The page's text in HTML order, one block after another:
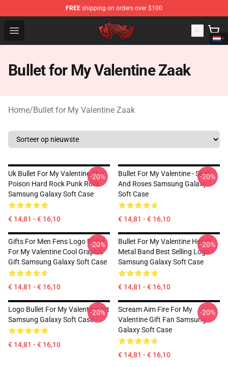
FREE shipping on orders over $100
Open menu
Bullet for My Valentine Store - Official Bullet for My
Bullet for My Valentine Zaak
Home/Bullet for My Valentine Zaak
Uk Bullet For My Valentine The
Poison Hard Rock Punk Rock
Samsung Galaxy Soft Case
€ 14,81 - € 16,10
-20%
Bullet For My Valentine - Skull
And Roses Samsung Galaxy
Soft Case
€ 14,81 - € 16,10
-20%
Gifts For Men Fens Logo Bullet
For My Valentine Cool Graphic
Gift Samsung Galaxy Soft Case
€ 14,81 - € 16,10
-20%
Bullet For My Valentine Heavy
Metal Band Best Selling Logo -
Samsung Galaxy Soft Case
€ 14,81 - € 16,10
-20%
Logo Bullet For My Valentine Art
Samsung Galaxy Soft Case
€ 14,81 - € 16,10
-20%
Scream Aim Fire For My
Valentine Gift Fan Samsung
Galaxy Soft Case
€ 14,81 - € 16,10
-20%